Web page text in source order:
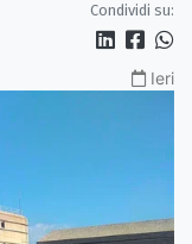
Condividi su:
Ieri